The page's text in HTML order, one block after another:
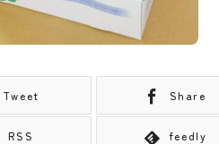
Tweet Share
RSS feedly